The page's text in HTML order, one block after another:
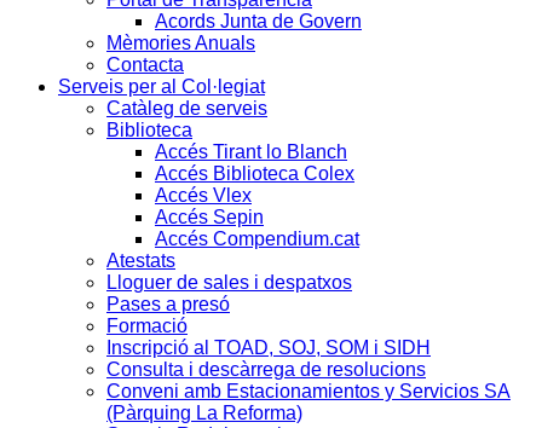
Acords Junta de Govern
Mèmories Anuals
Contacta
Serveis per al Col·legiat
Catàleg de serveis
Biblioteca
Accés Tirant lo Blanch
Accés Biblioteca Colex
Accés Vlex
Accés Sepin
Accés Compendium.cat
Atestats
Lloguer de sales i despatxos
Pases a presó
Formació
Inscripció al TOAD, SOJ, SOM i SIDH
Consulta i descàrrega de resolucions
Conveni amb Estacionamientos y Servicios SA
(Pàrquing La Reforma)